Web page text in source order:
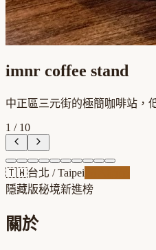
imnr coffee stand
中正區三元街的極簡咖啡站，
1 / 10
🇹🇼台北 /Taipei
隱藏版秘境新進榜
關於